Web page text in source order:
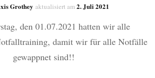
Grothey aktualisiert am 2. Juli 2021
den 01.07.2021 hatten wir alle
damit wir für alle Notfälle
gewappnet sind!!